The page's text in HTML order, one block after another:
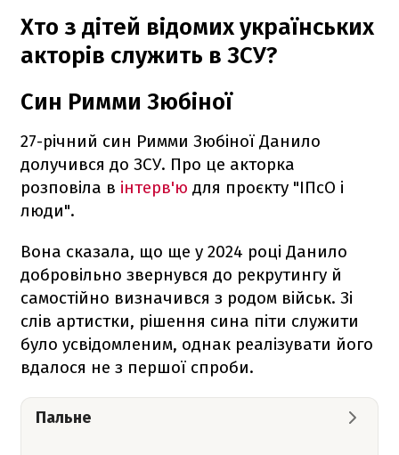
Хто з дітей відомих українських
акторів служить в ЗСУ?
Син Римми Зюбіної
27-річний син Римми Зюбіної Данило
долучився до ЗСУ. Про це акторка
розповіла в інтерв'ю для проєкту "ІПсО і
люди".
Вона сказала, що ще у 2024 році Данило
добровільно звернувся до рекрутингу й
самостійно визначився з родом військ. Зі
слів артистки, рішення сина піти служити
було усвідомленим, однак реалізувати його
вдалося не з першої спроби.
Пальне